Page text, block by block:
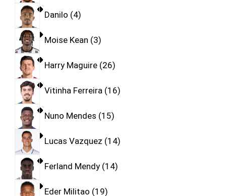
Danilo 4
Moise Kean 3
Harry Maguire 26
Vitinha Ferreira 16
Nuno Mendes 15
Lucas Vazquez 14
Ferland Mendy 14
Eder Militao 19